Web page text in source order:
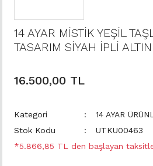
14 AYAR MİSTİK YEŞİL
TASARIM SİYAH İPLİ
16.500,00 TL
Kategori 14 AYAR
Stok Kodu
UTKU00463
*5.866,85 TL den başlayan